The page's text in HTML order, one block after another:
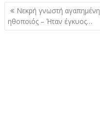
Πλοήγηση
άρθρων
Νεκpή γνωστή αγαπημένη
ηθοποιός – Ήταν έγκυος…